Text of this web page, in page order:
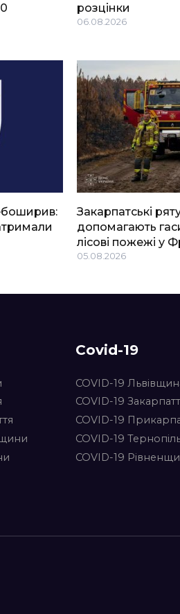
розцінки
06.08.2026
Закарпатські
допомагають
лісові пожежі у
05.08.2026
Covid-19
COVID-19
COVID-19
COVID-19
COVID-19
COVID-19